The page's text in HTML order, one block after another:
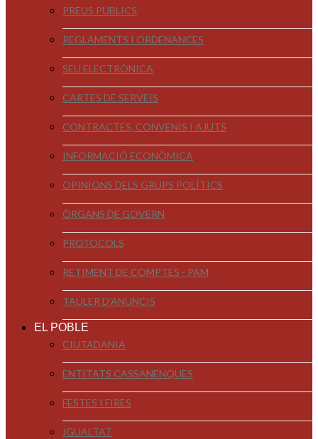
PREUS PÚBLICS
REGLAMENTS I ORDENANCES
SEU ELECTRÒNICA
CARTES DE SERVEIS
CONTRACTES, CONVENIS I AJUTS
INFORMACIÓ ECONÒMICA
OPINIONS DELS GRUPS POLÍTICS
ÒRGANS DE GOVERN
PROTOCOLS
RETIMENT DE COMPTES - PAM
TAULER D'ANUNCIS
EL POBLE
CIUTADANIA
ENTITATS CASSANENQUES
FESTES I FIRES
IGUALTAT